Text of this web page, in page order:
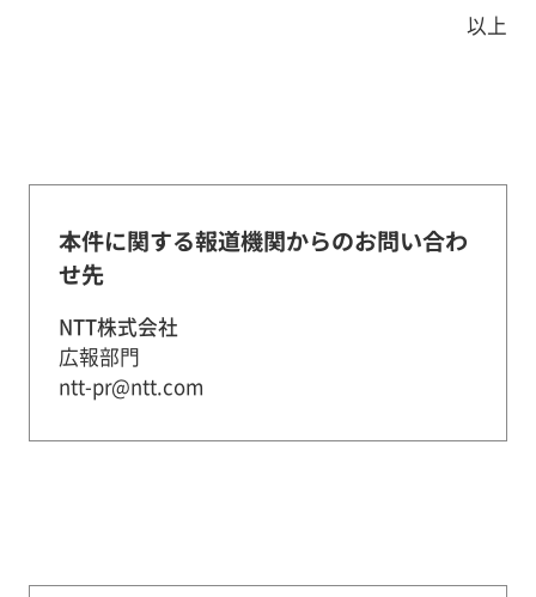
以上
本件に関する報道機関からのお問い合わ
せ先
NTT株式会社
広報部門
ntt-pr@ntt.com